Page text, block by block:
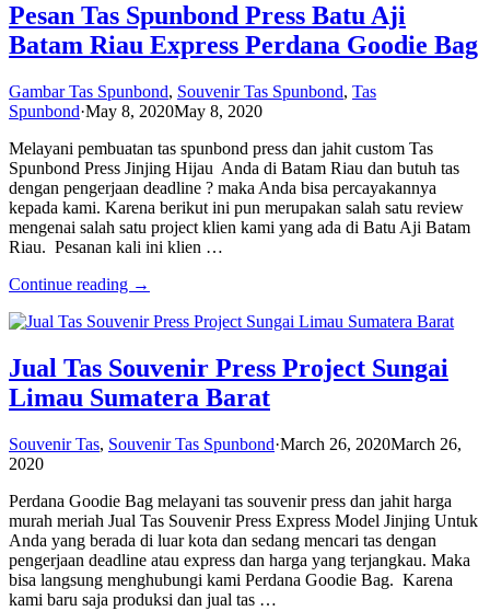
Pesan Tas Spunbond Press Batu Aji
Batam Riau Express Perdana Goodie Bag
Gambar Tas Spunbond, Souvenir Tas Spunbond, Tas
Spunbond·May 8, 2020May 8, 2020
Melayani pembuatan tas spunbond press dan jahit custom Tas
Spunbond Press Jinjing Hijau Anda di Batam Riau dan butuh tas
dengan pengerjaan deadline ? maka Anda bisa percayakannya
kepada kami. Karena berikut ini pun merupakan salah satu review
mengenai salah satu project klien kami yang ada di Batu Aji Batam
Riau. Pesanan kali ini klien …
Continue reading →
Jual Tas Souvenir Press Project Sungai
Limau Sumatera Barat
Souvenir Tas, Souvenir Tas Spunbond·March 26, 2020March 26,
2020
Perdana Goodie Bag melayani tas souvenir press dan jahit harga
murah meriah Jual Tas Souvenir Press Express Model Jinjing Untuk
Anda yang berada di luar kota dan sedang mencari tas dengan
pengerjaan deadline atau express dan harga yang terjangkau. Maka
bisa langsung menghubungi kami Perdana Goodie Bag. Karena
kami baru saja produksi dan jual tas …